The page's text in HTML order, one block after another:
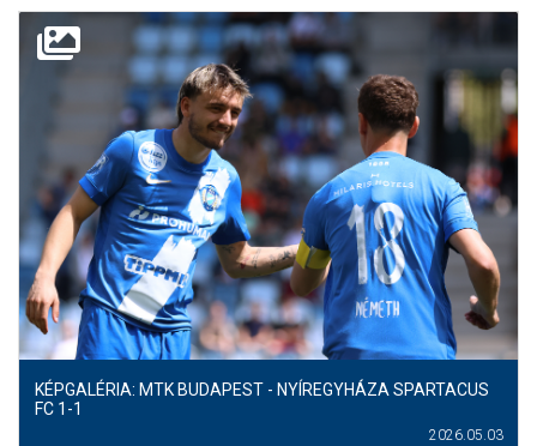
KÉPGALÉRIA: MTK BUDAPEST - NYÍREGYHÁZA SPARTACUS
FC 1-1
2026.05.03